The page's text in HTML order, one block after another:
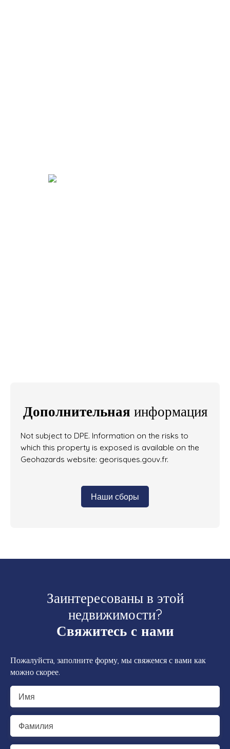
Дополнительная информация
Not subject to DPE. Information on the risks to
which this property is exposed is available on the
Geohazards website: georisques.gouv.fr.
Наши сборы
Заинтересованы в этой
недвижимости?
Свяжитесь с нами
Пожалуйста, заполните форму, мы свяжемся с вами как
можно скорее.
Имя
Фамилия